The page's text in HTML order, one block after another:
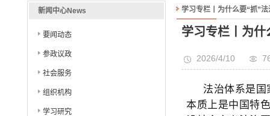
新闻中心News
要闻动态
参政议政
社会服务
组织机构
学习研究
学习专栏丨为什么要“抓”
学习专栏丨为什
2026/4/10
法治体系是
本质上是中国特